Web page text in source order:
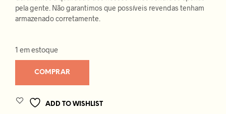
pela gente. Não garantimos que possíveis revendas tenham
armazenado corretamente.
1 em estoque
COMPRAR
ADD TO WISHLIST